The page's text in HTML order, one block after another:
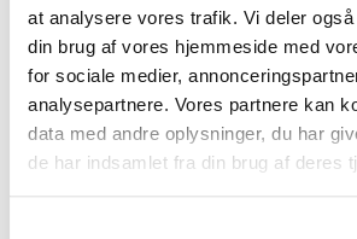
at analysere vores trafik. Vi deler
din brug af vores hjemmeside med
for sociale medier,
analysepartnere. Vores partnere kan
data med andre oplysninger, du har
de har indsamlet fra din brug af deres
Gør din fest unik med vores konfettirør til
eller fejring.
Skal afslutning på skolegangen skydes af
konfettirør med blåt og hvidt konfetti og
sagen.
Det kan også være under studenterkørslen,